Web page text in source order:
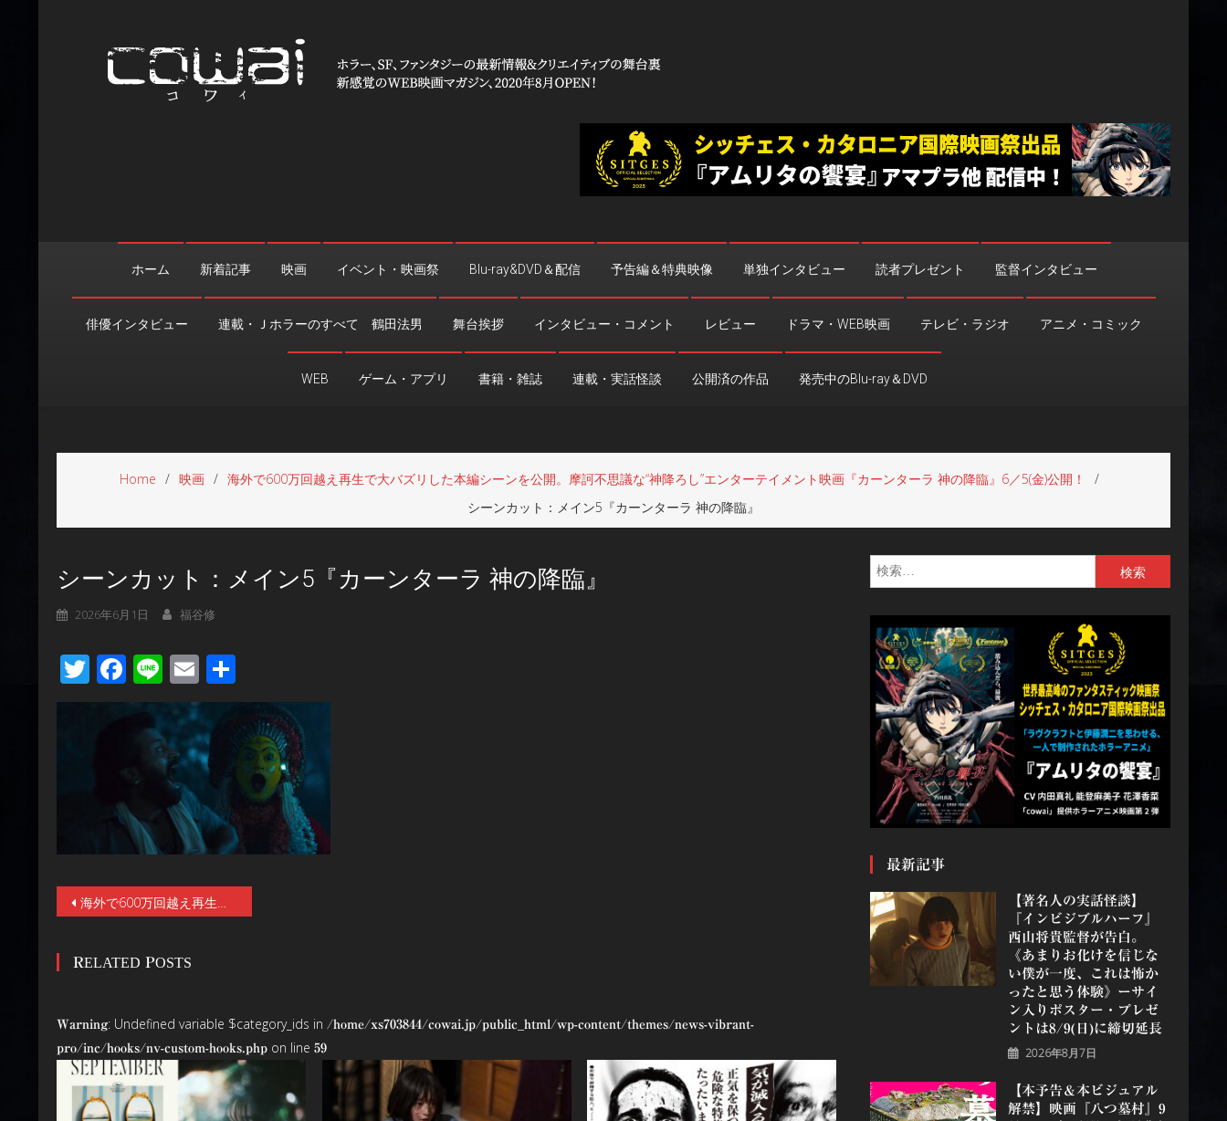
ホーム 新着記事 映画 イベント・映画祭 Blu-ray&DVD＆配信 予告編＆特典映像 単独インタビュー 読者プレゼント 監督インタビュー
俳優インタビュー 連載・Ｊホラーのすべて 鶴田法男 舞台挨拶 インタビュー・コメント レビュー ドラマ・WEB映画 テレビ・ラジオ アニメ・コミック
WEB ゲーム・アプリ 書籍・雑誌 連載・実話怪談 公開済の作品 発売中のBlu-ray＆DVD
Home 映画
海外で600万回越え再生で大バズリした本編シーンを公開。摩訶不思議な“神降ろし”エンターテイメント映画『カーンターラ 神の降臨』6／5(金)公開！
シーンカット：メイン5『カーンターラ 神の降臨』
シーンカット：メイン5『カーンターラ 神の降臨』
2026年6月1日 福谷修
TwitterFacebook
LineEmail
有
投
ナ
ゲ
ー
海外で600万回越え再生で大バズリした本編シーンを公開。摩訶不思議な“神降ろし”エンターテイメント映画『カーンターラ 神の降臨』6／5(金)公開！
RELATED POSTS
Warning: Undefined variable $category_ids in /home/xs703844/cowai.jp/public_html/wp-content/themes/news-vibrant-
pro/inc/hooks/nv-custom-hooks.php on line 59
索:
最新記事
【著名人の実話怪談】
『インビジブルハーフ』
⻄⼭将貴監督が告白。
《あまりお化けを信じな
い僕が一度、これは怖か
ったと思う体験》ーサイ
ン入りポスター・プレゼ
ントは8/9(日)に締切延長
2026年8月7日
【本予告＆本ビジュアル
解禁】映画『八つ墓村』9